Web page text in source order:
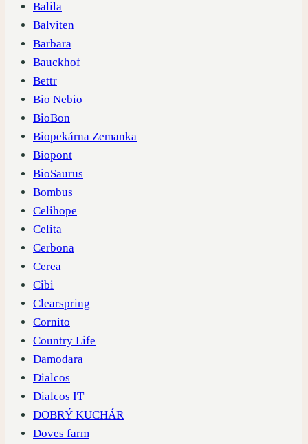
Balila
Balviten
Barbara
Bauckhof
Bettr
Bio Nebio
BioBon
Biopekárna Zemanka
Biopont
BioSaurus
Bombus
Celihope
Celita
Cerbona
Cerea
Cibi
Clearspring
Cornito
Country Life
Damodara
Dialcos
Dialcos IT
DOBRÝ KUCHÁR
Doves farm